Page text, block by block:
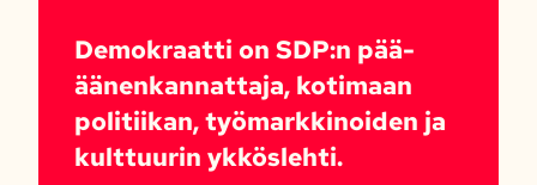
Demokraatti on SDP:n pää-
äänenkannattaja, kotimaan
politiikan, työmarkkinoiden ja
kulttuurin ykköslehti.